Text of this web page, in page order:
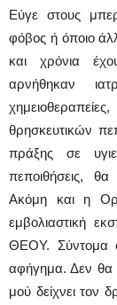
Εύγε στους
φόβος ή όποιο
και χρόνια
αρνήθηκαν
θρησκευτικών
πράξης σε
πεποιθήσεις,
Ακόμη και η
εμβολιαστική
ΘΕΟΥ. Σύντομα
αφήγημα. Δεν θα
μού δείχνει τον